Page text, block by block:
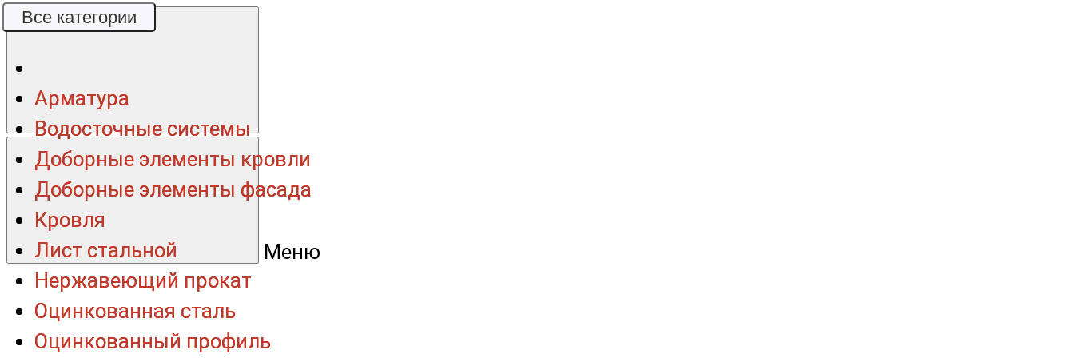
Меню
Все категории
Арматура
Водосточные системы
Доборные элементы кровли
Доборные элементы фасада
Кровля
Лист стальной
Нержавеющий прокат
Оцинкованная сталь
Оцинкованный профиль
Все категории
Арматура
Водосточные системы
Доборные элементы кровли
Доборные элементы фасада
Кровля
Лист стальной
Нержавеющий прокат
Оцинкованная сталь
Оцинкованный профиль